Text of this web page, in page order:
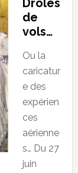
Drôles
de
vols…
Ou la
caricatur
e des
expérien
ces
aérienne
s… Du 27
juin